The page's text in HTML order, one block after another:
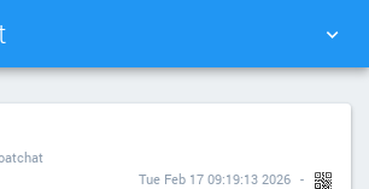
MUR D'IMAGES
RECHERCHER
Tue Feb 17 09:19:13 2026